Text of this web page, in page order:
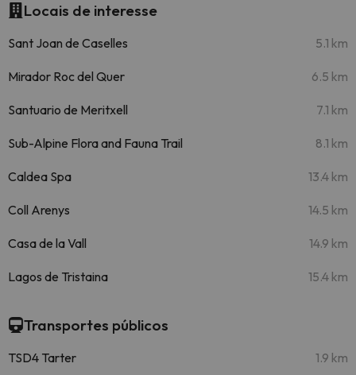
Locais de interesse
Sant Joan de Caselles 5.1 km
Mirador Roc del Quer 6.5 km
Santuario de Meritxell 7.1 km
Sub-Alpine Flora and Fauna Trail 8.1 km
Caldea Spa 13.4 km
Coll Arenys 14.5 km
Casa de la Vall 14.9 km
Lagos de Tristaina 15.4 km
Transportes públicos
TSD4 Tarter 1.9 km